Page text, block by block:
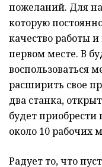
пожеланий. Для
которую
качество работы
первом месте. В
воспользоваться
расширить свое
два станка,
будет приобрести
около 10 рабочих
Радует то, что